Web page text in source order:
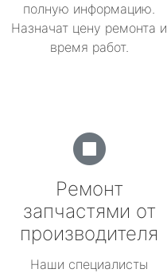
полную информацию.
Назначат цену ремонта и
время работ.
Ремонт
запчастями от
производителя
Наши специалисты